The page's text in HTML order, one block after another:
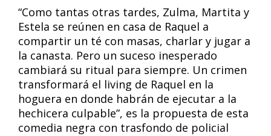
“Como tantas otras tardes, Zulma, Martita y
Estela se reúnen en casa de Raquel a
compartir un té con masas, charlar y jugar a
la canasta. Pero un suceso inesperado
cambiará su ritual para siempre. Un crimen
transformará el living de Raquel en la
hoguera en donde habrán de ejecutar a la
hechicera culpable”, es la propuesta de esta
comedia negra con trasfondo de policial